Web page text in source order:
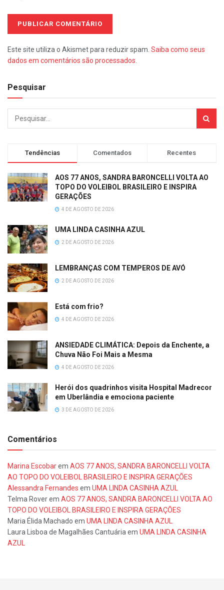
Este site utiliza o Akismet para reduzir spam. Saiba como seus
dados em comentários são processados
Pesquisar
Tendências Comentados Recentes
AOS 77 ANOS, SANDRA BARONCELLI VOLTA AO
TOPO DO VOLEIBOL BRASILEIRO E INSPIRA
GERAÇÕES
4 DE AGOSTO DE 2026
UMA LINDA CASINHA AZUL
2 DE AGOSTO DE 2026
LEMBRANÇAS COM TEMPEROS DE AVÓ
2 DE AGOSTO DE 2026
Está com frio?
4 DE AGOSTO DE 2026
ANSIEDADE CLIMÁTICA: Depois da Enchente, a
Chuva Não Foi Mais a Mesma
4 DE AGOSTO DE 2026
Herói dos quadrinhos visita Hospital Madrecor
em Uberlândia e emociona paciente
3 DE AGOSTO DE 2026
Comentários
Marina Escobarem AOS 77 ANOS, SANDRA BARONCELLI VOLTA
AO TOPO DO VOLEIBOL BRASILEIRO E INSPIRA GERAÇÕES
Alessandra Fernandes em UMA LINDA CASINHA AZUL
Telma Roverem AOS 77 ANOS, SANDRA BARONCELLI VOLTA AO
TOPO DO VOLEIBOL BRASILEIRO E INSPIRA GERAÇÕES
Maria Élida Machado em UMA LINDA CASINHA AZUL
Laura Lisboa de Magalhães Cantuária em UMA LINDA CASINHA
AZUL